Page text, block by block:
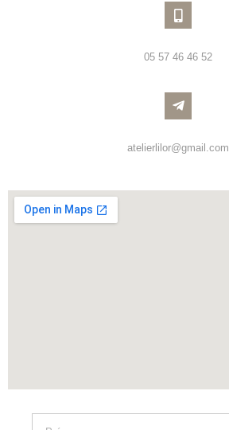
05 57 46 46 52
atelierlilor@gmail.com